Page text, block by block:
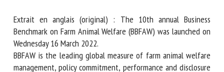
Extrait en anglais (original) : The 10th annual Business
Benchmark on Farm Animal Welfare (BBFAW) was launched
on Wednesday 16 March 2022.
BBFAW is the leading global measure of farm animal